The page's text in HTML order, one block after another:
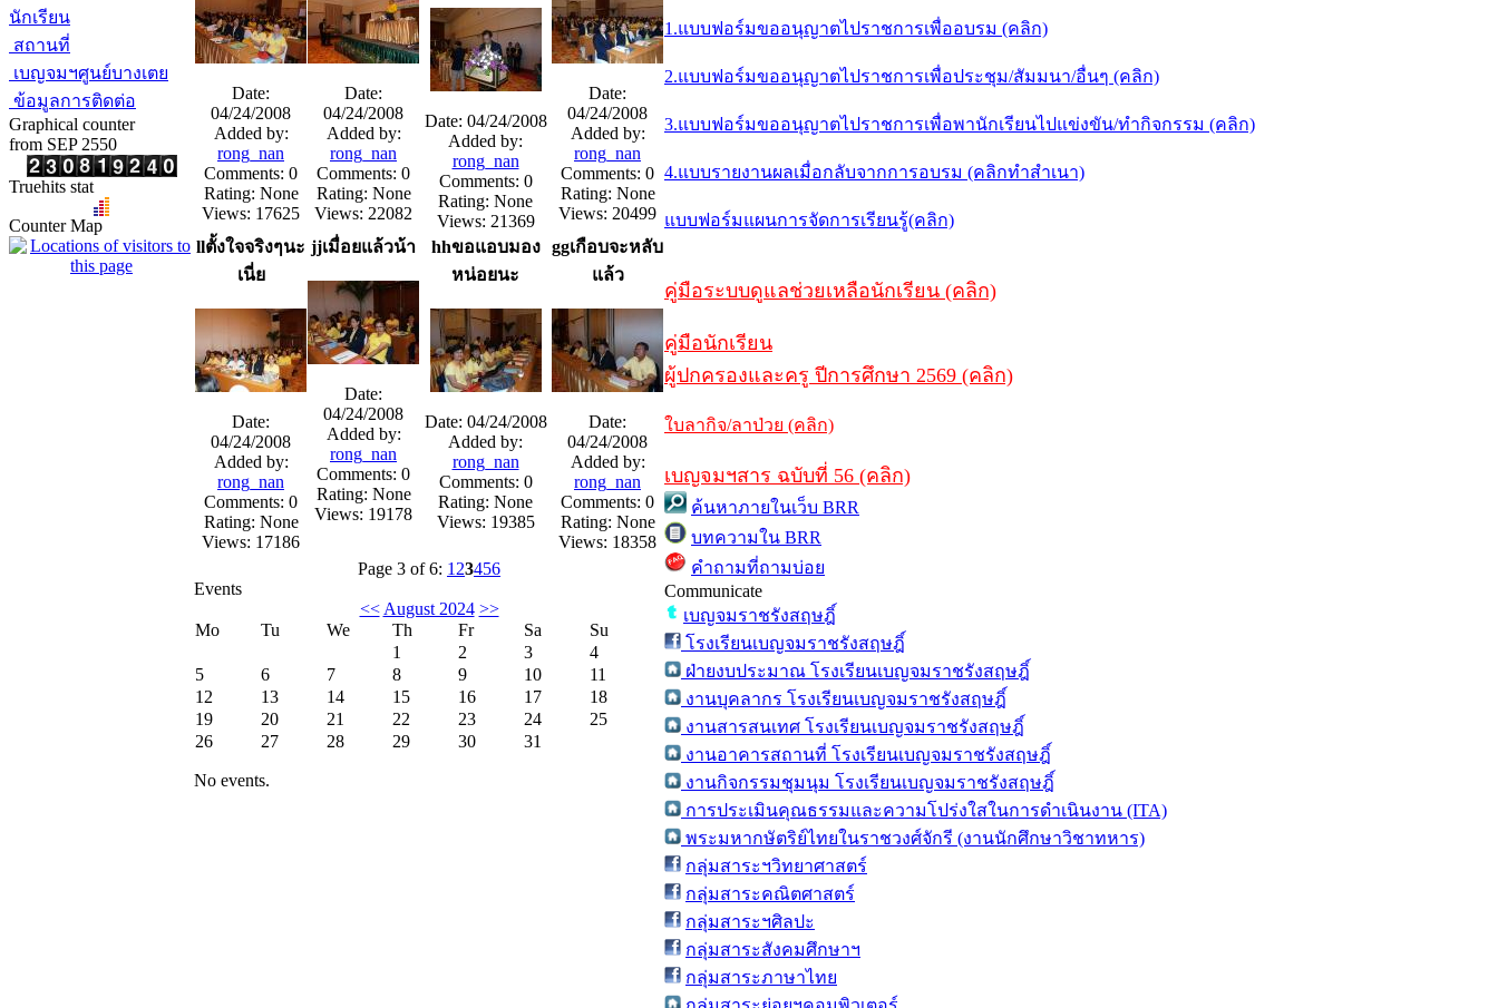
นักเรียน
สถานที่
เบญจมฯศูนย์บางเตย
ข้อมูลการติดต่อ
Graphical counter
from SEP 2550
Truehits stat
Counter Map
Date:
04/24/2008
Added by:
rong_nan
Comments: 0
Rating: None
Views: 17625
Date:
04/24/2008
Added by:
rong_nan
Comments: 0
Rating: None
Views: 22082
Date: 04/24/2008
Added by:
rong_nan
Comments: 0
Rating: None
Views: 21369
Date:
04/24/2008
Added by:
rong_nan
Comments: 0
Rating: None
Views: 20499
llตั้งใจจริงๆนะ
เนี่ย
Date:
04/24/2008
Added by:
rong_nan
Comments: 0
Rating: None
Views: 17186
jjเมื่อยแล้วน้า
Date:
04/24/2008
Added by:
rong_nan
Comments: 0
Rating: None
Views: 19178
hhขอแอบมอง
หน่อยนะ
Date: 04/24/2008
Added by:
rong_nan
Comments: 0
Rating: None
Views: 19385
ggเกือบจะหลับ
แล้ว
Date:
04/24/2008
Added by:
rong_nan
Comments: 0
Rating: None
Views: 18358
Page 3 of 6: 1 23456
Events
<< August 2024 >>
Mo
Tu We Th Fr Sa
Su
1
2 3
4
5
6 7 8 9 10
11
12
13 14 15 16 17
18
19
20 21 22 23 24
25
26
27 28 29 30 31
No events.
1.แบบฟอร์มขออนุญาตไปราชการเพื่ออบรม (คลิก)
2.แบบฟอร์มขออนุญาตไปราชการเพื่อประชุม/สัมมนา/อื่นๆ (คลิก)
3.แบบฟอร์มขออนุญาตไปราชการเพื่อพานักเรียนไปแข่งขัน/ทำกิจกรรม (คลิก)
4.แบบรายงานผลเมื่อกลับจากการอบรม (คลิกทำสำเนา)
แบบฟอร์มแผนการจัดการเรียนรู้(คลิก)
คู่มือระบบดูแลช่วยเหลือนักเรียน (คลิก)
คู่มือนักเรียน
ผู้ปกครองและครู ปีการศึกษา 2569 (คลิก)
ใบลากิจ/ลาป่วย (คลิก)
เบญจมฯสาร ฉบับที่ 56 (คลิก)
ค้นหาภายในเว็บ BRR
บทความใน BRR
คำถามที่ถามบ่อย
Communicate
เบญจมราชรังสฤษฎิ์
โรงเรียนเบญจมราชรังสฤษฎิ์
ฝ่ายงบประมาณ โรงเรียนเบญจมราชรังสฤษฎิ์
งานบุคลากร โรงเรียนเบญจมราชรังสฤษฎิ์
งานสารสนเทศ โรงเรียนเบญจมราชรังสฤษฎิ์
งานอาคารสถานที่ โรงเรียนเบญจมราชรังสฤษฎิ์
งานกิจกรรมชุมนุม โรงเรียนเบญจมราชรังสฤษฎิ์
การประเมินคุณธรรมและความโปร่งใสในการดำเนินงาน (ITA)
พระมหากษัตริย์ไทยในราชวงศ์จักรี (งานนักศึกษาวิชาทหาร)
กลุ่มสาระฯวิทยาศาสตร์
กลุ่มสาระคณิตศาสตร์
กลุ่มสาระฯศิลปะ
กลุ่มสาระสังคมศึกษาฯ
กลุ่มสาระภาษาไทย